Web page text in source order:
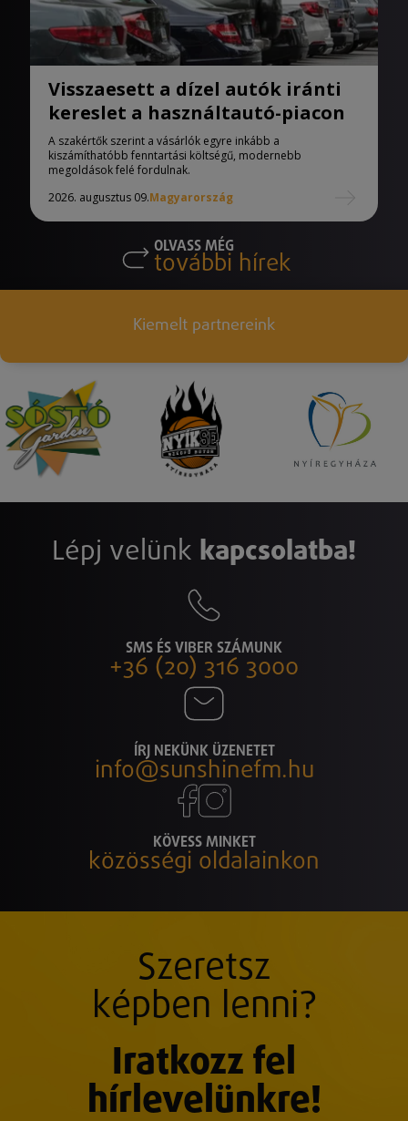
Visszaesett a dízel autók iránti
kereslet a használtautó-piacon
A szakértők szerint a vásárlók egyre inkább a
kiszámíthatóbb fenntartási költségű, modernebb
megoldások felé fordulnak.
2026. augusztus 09.Magyarország
OLVASS MÉG
további hírek
Kiemelt partnereink
Lépj velünk kapcsolatba!
SMS ÉS VIBER SZÁMUNK
+36 (20) 316 3000
ÍRJ NEKÜNK ÜZENETET
info@sunshinefm.hu
KÖVESS MINKET
közösségi oldalainkon
Szeretsz
képben lenni?
Iratkozz fel
hírlevelünkre!